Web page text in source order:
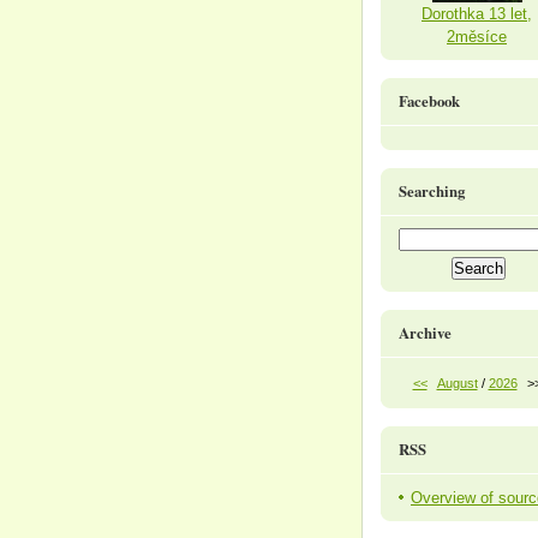
Dorothka 13 let,
2měsíce
Facebook
Searching
Archive
<< August/ 2026
RSS
Overview of